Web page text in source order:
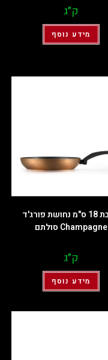
ק״ג
מידע נוסף
מחבת 18 ס"מ נחושת פורג'ד
Champagne סולתם
ק״ג
מידע נוסף